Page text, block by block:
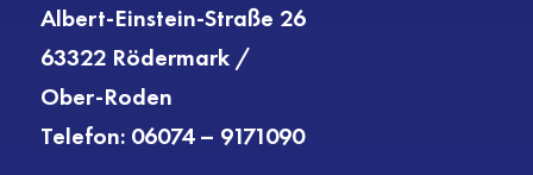
Albert-Einstein-Straße 26
63322 Rödermark /
Ober-Roden
Telefon: 06074 – 9171090